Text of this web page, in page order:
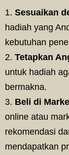
Sesuaikan
hadiah yang
kebutuhan
Tetapkan
untuk hadiah
bermakna.
Beli di
online atau
rekomendasi
mendapatkan